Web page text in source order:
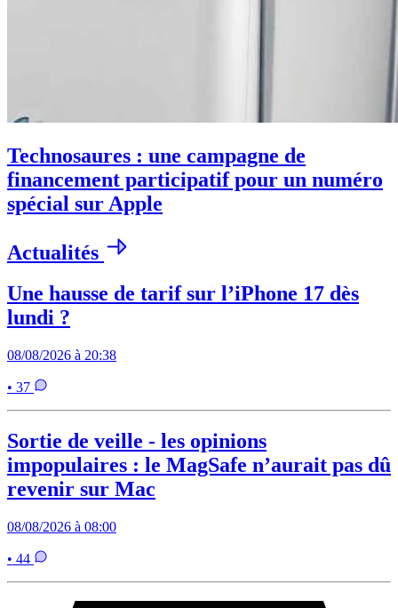
Technosaures : une campagne de
financement participatif pour un numéro
spécial sur Apple
Actualités
Une hausse de tarif sur l’iPhone 17 dès
lundi ?
08/08/2026 à 20:38
• 37
Sortie de veille - les opinions
impopulaires : le MagSafe n’aurait pas dû
revenir sur Mac
08/08/2026 à 08:00
• 44